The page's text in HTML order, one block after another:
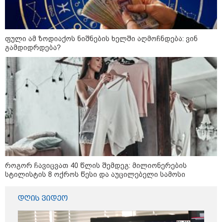
გადავცემ" - ეკა კუპატაძე
განცხადებას ავრცელებს
რა ისმინს სახლში დაყენებული
მომსასმენი მოწყობილობის
ჩანაწერში, სადაც ნია იმნაძე
"ამ ვიდეოს ნახვა ჩემთვის იყო
სიკვდილი" - რას ამბობს
დაკარგული 17 წლის ბიჭის დედა
ვიდეოკადრებზე, სადაც შვილის
განწირული ვედრების ხმა
ამოიცნო
პოლიტიკა
ფული ამ ზოდიაქოს ნიშნების ხელში აღმოჩნდება: ვინ
გამდიდრდება?
როგორ ჩავიცვათ 40 წლის შემდეგ: მილიონერების
სტილისტის 8 ოქროს წესი და აუცილებელი სამოსი
დღის ვიდეო